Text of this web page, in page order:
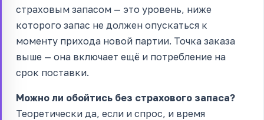
страховым запасом — это уровень, ниже
которого запас не должен опускаться к
моменту прихода новой партии. Точка заказа
выше — она включает ещё и потребление на
срок поставки.
Можно ли обойтись без страхового запаса?
Теоретически да, если и спрос, и время